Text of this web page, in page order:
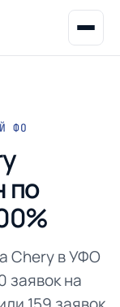
ФО
по
Chery в УФО
заявок на